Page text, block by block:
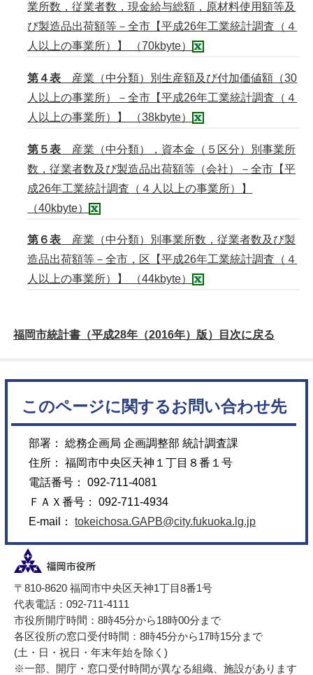
業所数，従業者数，現金給与総額，原材料使用額等及
び製造品出荷額等－全市【平成26年工業統計調査（４
人以上の事業所）】 （70kbyte）
第４表 産業（中分類）別生産額及び付加価値額（30
人以上の事業所）－全市【平成26年工業統計調査（４
人以上の事業所）】 （38kbyte）
第５表 産業（中分類），資本金（５区分）別事業所
数，従業者数及び製造品出荷額等（会社）－全市【平
成26年工業統計調査（４人以上の事業所）】
（40kbyte）
第６表 産業（中分類）別事業所数，従業者数及び製
造品出荷額等－全市，区【平成26年工業統計調査（４
人以上の事業所）】 （44kbyte）
福岡市統計書（平成28年（2016年）版）目次に戻る
このページに関するお問い合わせ先
部署： 総務企画局 企画調整部 統計調査課
住所： 福岡市中央区天神１丁目８番１号
電話番号： 092-711-4081
ＦＡＸ番号： 092-711-4934
E-mail：tokeichosa.GAPB@city.fukuoka.lg.jp
〒810-8620 福岡市中央区天神1丁目8番1号
代表電話：092-711-4111
市役所開庁時間：8時45分から18時00分まで
各区役所の窓口受付時間：8時45分から17時15分まで
(土・日・祝日・年末年始を除く)
※一部、開庁・窓口受付時間が異なる組織、施設があります